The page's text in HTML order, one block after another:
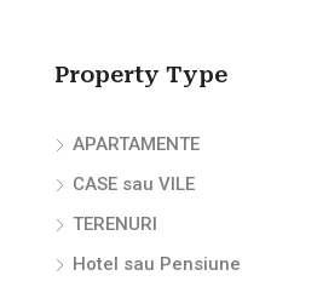
Property Type
APARTAMENTE
CASE sau VILE
TERENURI
Hotel sau Pensiune